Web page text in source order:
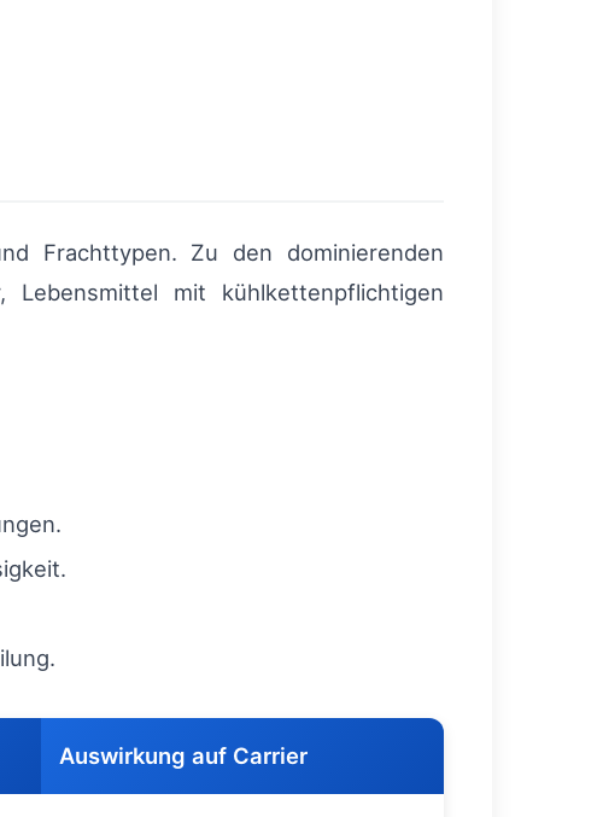
Frachttypen. Zu den dominierenden
Lebensmittel mit kühlkettenpflichtigen
Auswirkung auf Carrier